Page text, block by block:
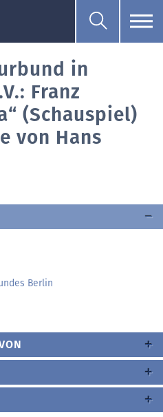
in
Franz
(Schauspiel)
von Hans
Berlin